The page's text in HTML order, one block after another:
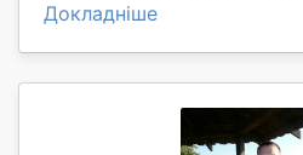
Докладніше